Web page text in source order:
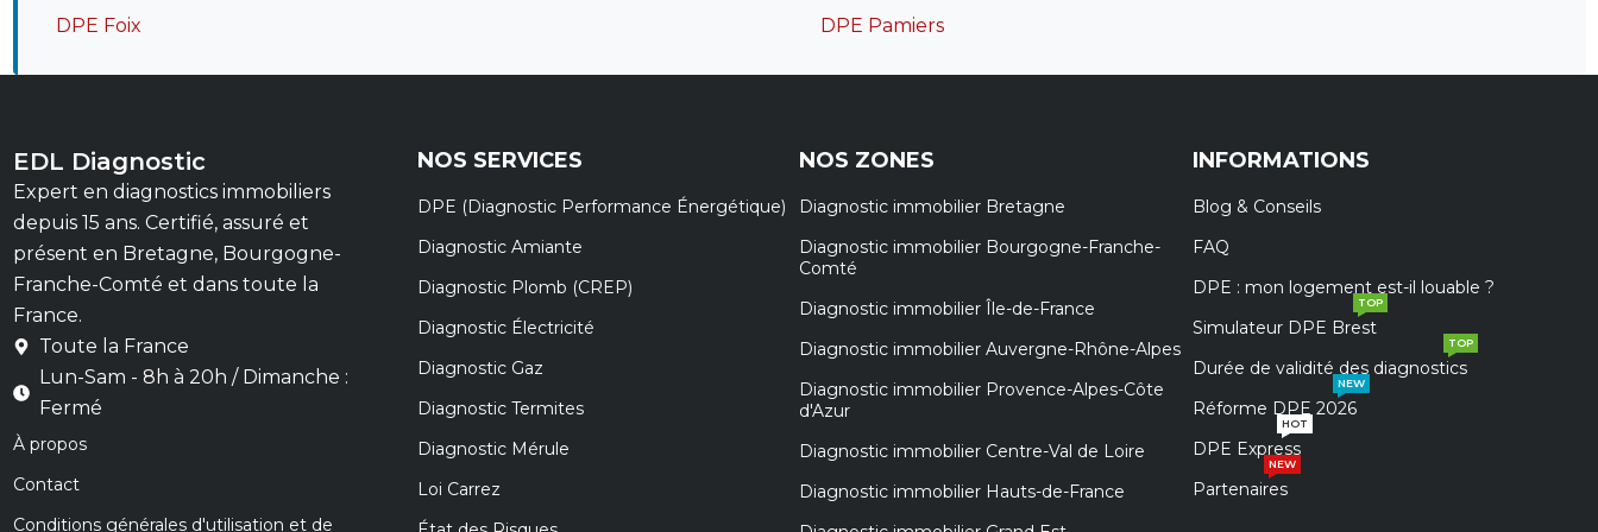
DPE Foix DPE Pamiers
EDL Diagnostic
Expert en diagnostics immobiliers
depuis 15 ans. Certifié, assuré et
présent en Bretagne, Bourgogne-
Franche-Comté et dans toute la
France.
Toute la France
Lun-Sam - 8h à 20h / Dimanche :
Fermé
À propos
Contact
Conditions générales d'utilisation et de
NOS SERVICES
DPE (Diagnostic Performance Énergétique)
Diagnostic Amiante
Diagnostic Plomb (CREP)
Diagnostic Électricité
Diagnostic Gaz
Diagnostic Termites
Diagnostic Mérule
Loi Carrez
NOS ZONES
Diagnostic immobilier Bretagne
Diagnostic immobilier Bourgogne-Franche-
Comté
Diagnostic immobilier Île-de-France
Diagnostic immobilier Auvergne-Rhône-Alpes
Diagnostic immobilier Provence-Alpes-Côte
d'Azur
Diagnostic immobilier Centre-Val de Loire
Diagnostic immobilier Hauts-de-France
INFORMATIONS
Blog & Conseils
FAQ
DPE : mon logement est-il louable ?
Simulateur DPE Brest
TOP
Durée de validité des diagnostics
TOP
Réforme DPE 2026
NEW
DPE Express
HOT
Partenaires
NEW